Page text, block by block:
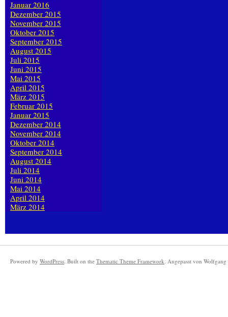
Januar 2016
Dezember 2015
November 2015
Oktober 2015
September 2015
August 2015
Juli 2015
Juni 2015
Mai 2015
April 2015
März 2015
Februar 2015
Januar 2015
Dezember 2014
November 2014
Oktober 2014
September 2014
August 2014
Juli 2014
Juni 2014
Mai 2014
April 2014
März 2014
Powered by WordPress. Built on the Thematic Theme Framework. Angepasst von